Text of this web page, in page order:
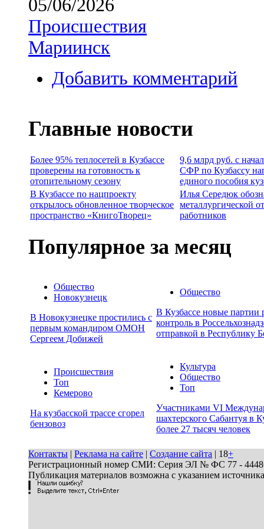
05/06/2026
Происшествия
Мариинск
Добавить комментарий
Главные новости
Более 95% теплосетей в Кузбассе
проверены на готовность к
отопительному сезону
9,6 млрд руб. с
СФР по Кузбассу
единого пособия
В Кузбассе по нацпроекту
открылось обновленное творческое
пространство «КнигоТворец»
Илья Середюк
металлургической
работников
Популярное за месяц
Общество
Новокузнецк
В Новокузнецке простились с
первым командиром ОМОН
Сергеем Добижей
Общество
В Кузбассе новые партии
контроль в
отправкой в Республику
Происшествия
Топ
Кемерово
На кузбасской трассе сгорел
бензовоз
Культура
Общество
Топ
Участниками VI
шахтерского Сабантуя в
более 27 тысяч человек
Контакты | Реклама на сайте | Создание сайта | 18+
Регистрационный номер СМИ: Серия ЭЛ № ФС 77 - 44486
Публикация материалов возможна с указанием